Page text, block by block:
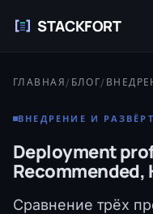
STACKFORT
ГЛАВНАЯ/ БЛОГ/
ВНЕДРЕНИЕ И
Deployment
Recommended,
Сравнение трёх